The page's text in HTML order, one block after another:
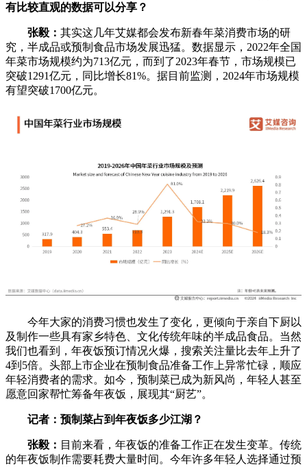
有比较直观的数据可以分享？
张毅： 其实这几年艾媒都会发布新春年菜消费市场的研
究，半成品或预制食品市场发展迅猛。数据显示，2022年全国
年菜市场规模约为713亿元，而到了2023年春节，市场规模已
突破1291亿元，同比增长81%。据目前监测，2024年市场规模
有望突破1700亿元。
今年大家的消费习惯也发生了变化，更倾向于亲自下厨以
及制作一些具有家乡特色、文化传统年味的半成品食品。当然
我们也看到，年夜饭预订情况火爆，搜索关注量比去年上升了
4到5倍。头部上市企业在预制食品准备工作上异常忙碌，顺应
年轻消费者的需求。如今，预制菜已成为新风尚，年轻人甚至
愿意回家帮忙筹备年夜饭，展现其“厨艺”。
记者：预制菜占到年夜饭多少江湖？
张毅： 目前来看，年夜饭的准备工作正在发生变革。传统
的年夜饭制作需要耗费大量时间。今年许多年轻人选择通过预